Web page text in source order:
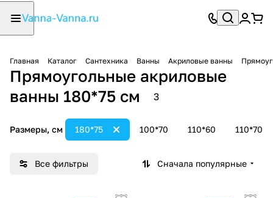
Главная Каталог Сантехника Ванны Акриловые ванны
Прямоугольные акриловые
ванны 180*75 см
3
Размеры, см 100*70 110*60 110*70
180*75
Все фильтры Сначала популярные